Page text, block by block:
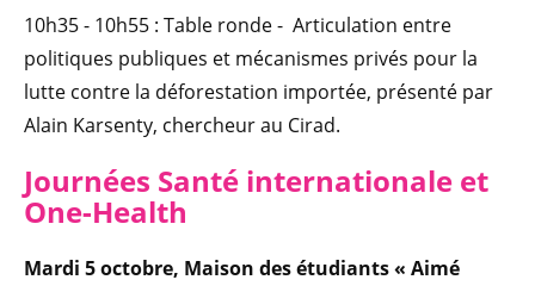
10h35 - 10h55 : Table ronde - Articulation entre
politiques publiques et mécanismes privés pour la
lutte contre la déforestation importée, présenté par
Alain Karsenty, chercheur au Cirad.
Journées Santé internationale et
One-Health
Mardi 5 octobre, Maison des étudiants « Aimé